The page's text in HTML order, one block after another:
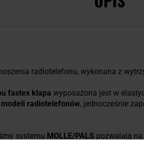
radiotelefonu, wykonana z
fastex klapa wyposażona jest w
radiotelefonów, jednocześnie
systemu MOLLE/PALS pozwalają